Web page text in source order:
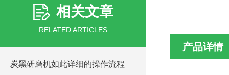
相关文章
RELATED ARTICLES
炭黑研磨机如此详细的操作流程
产品详情